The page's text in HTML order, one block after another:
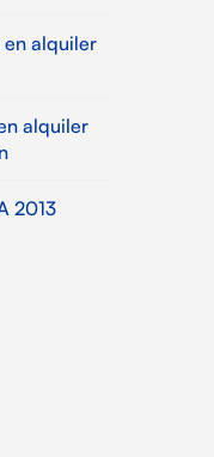
alquiler
alquiler
2013